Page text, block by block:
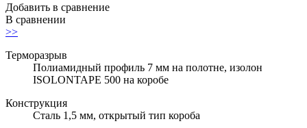
Добавить в сравнение
В сравнении
>>
Терморазрыв
Полиамидный профиль 7 мм на полотне, изолон
ISOLONTAPE 500 на коробе
Конструкция
Сталь 1,5 мм, открытый тип короба